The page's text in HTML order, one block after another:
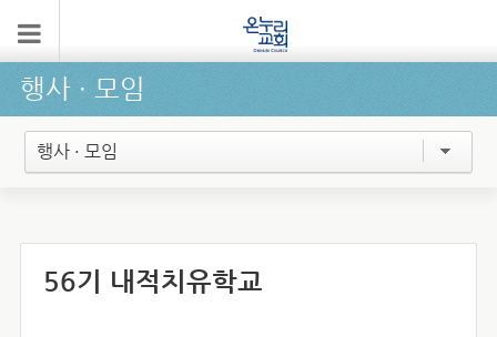
행사 ∙ 모임
행사 · 모임
56기 내적치유학교